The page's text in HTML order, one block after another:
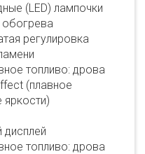
(LED) лампочки
обогрева
регулировка
топливо: дрова
(плавное
яркости)
топливо: дрова